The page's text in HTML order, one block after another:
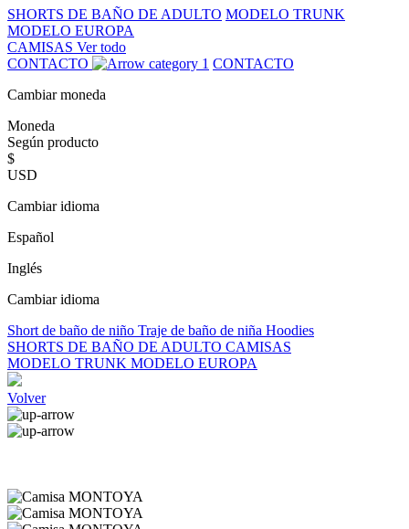
SHORTS DE BAÑO DE ADULTO MODELO TRUNK
MODELO EUROPA
CAMISAS Ver todo
CONTACTO
CONTACTO
Cambiar moneda
Moneda
Según producto
$
USD
Cambiar idioma
Español
Inglés
Cambiar idioma
Short de baño de niño Traje de baño de niña Hoodies
SHORTS DE BAÑO DE ADULTO CAMISAS
MODELO TRUNK MODELO EUROPA
Volver